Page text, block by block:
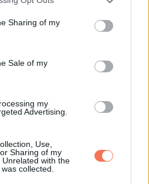
behaviour. You may click to
and its third-party tags to
purposes in below Google
Sharing of my
Sale of my
my
Advertising.
Use,
Sharing of my
with the
collected.
via
Újabb videó
ütközésről